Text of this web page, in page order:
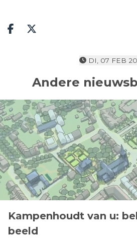
Deel op facebook
Deel op X
DI, 07 FEB
Andere
Kampenhoudt van u:
beeld